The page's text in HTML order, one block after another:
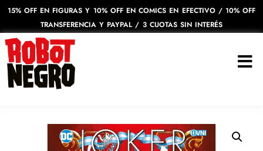
15% OFF EN FIGURAS Y 10% OFF EN COMICS EN EFECTIVO / 10% OFF
TRANSFERENCIA Y PAYPAL / 3 CUOTAS SIN INTERÉS